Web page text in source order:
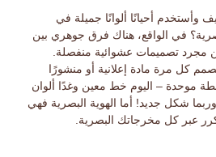
وأستخدم أحيانًا ألوانًا جميلة في
في الواقع، هناك فرق جوهري بين
مجرد تصميمات عشوائية منفصلة.
كل مرة مادة إعلانية أو منشورًا
موحدة – اليوم خط معين وغدًا ألوان
شكل جديد! أما الهوية البصرية فهي
عبر كل مخرجاتك البصرية.